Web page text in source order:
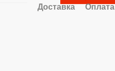
Доставка Оплата